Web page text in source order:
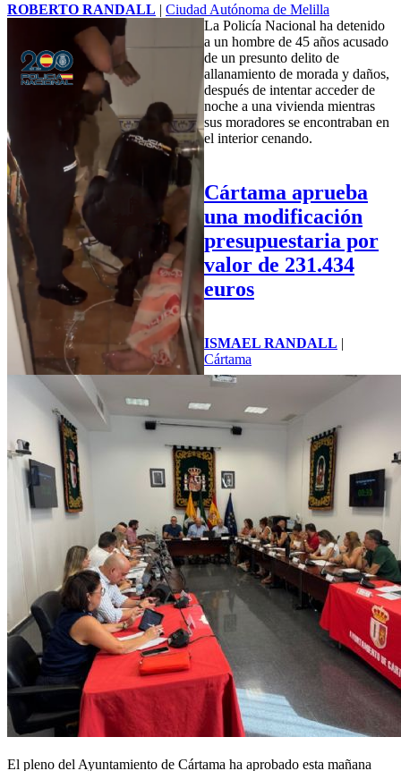
ROBERTO RANDALL | Ciudad Autónoma de Melilla
La Policía Nacional ha detenido
a un hombre de 45 años acusado
de un presunto delito de
allanamiento de morada y daños,
después de intentar acceder de
noche a una vivienda mientras
sus moradores se encontraban en
el interior cenando.
Cártama aprueba
una modificación
presupuestaria por
valor de 231.434
euros
ISMAEL RANDALL |
Cártama
El pleno del Ayuntamiento de Cártama ha aprobado esta mañana